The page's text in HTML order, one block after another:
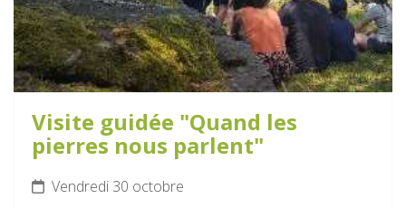
Visite guidée "Quand les
pierres nous parlent"
Vendredi 30 octobre